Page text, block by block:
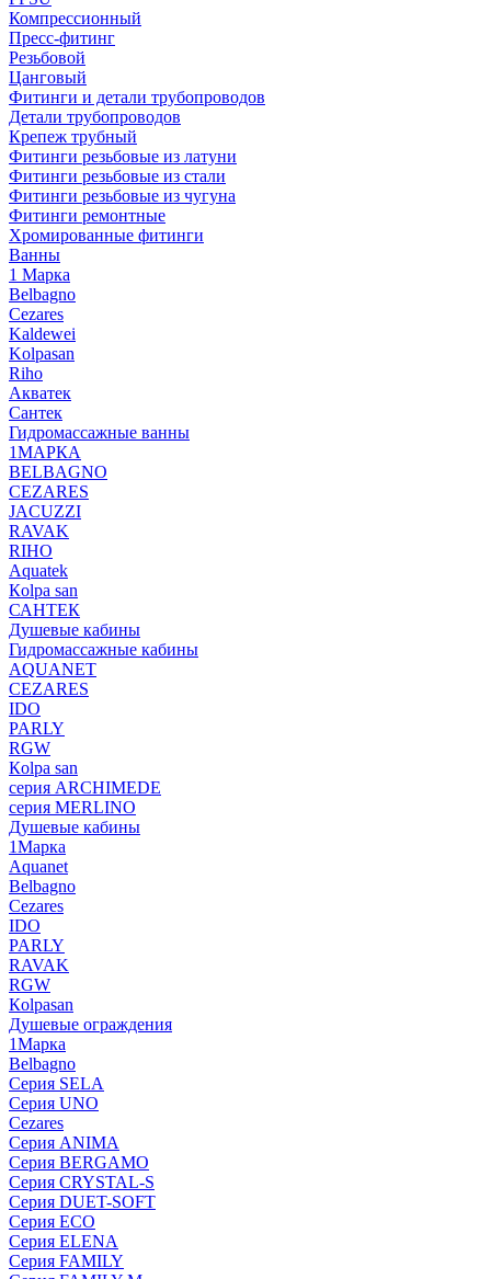
Компрессионный
Пресс-фитинг
Резьбовой
Цанговый
Фитинги и детали трубопроводов
Детали трубопроводов
Крепеж трубный
Фитинги резьбовые из латуни
Фитинги резьбовые из стали
Фитинги резьбовые из чугуна
Фитинги ремонтные
Хромированные фитинги
Ванны
1 Марка
Belbagno
Cezares
Kaldewei
Kolpasan
Riho
Акватек
Сантек
Гидромассажные ванны
1МАРКА
BELBAGNO
CEZARES
JACUZZI
RAVAK
RIHO
Аquatek
Кolpa san
САНТЕК
Душевые кабины
Гидромассажные кабины
AQUANET
CEZARES
IDO
PARLY
RGW
Кolpa san
серия ARCHIMEDE
серия MERLINO
Душевые кабины
1Марка
Aquanet
Belbagno
Cezares
IDO
PARLY
RAVAK
RGW
Кolpasan
Душевые ограждения
1Марка
Belbagno
Серия SELA
Серия UNO
Cezares
Серия ANIMA
Серия BERGAMO
Серия CRYSTAL-S
Серия DUET-SOFT
Серия ECO
Серия ELENA
Серия FAMILY